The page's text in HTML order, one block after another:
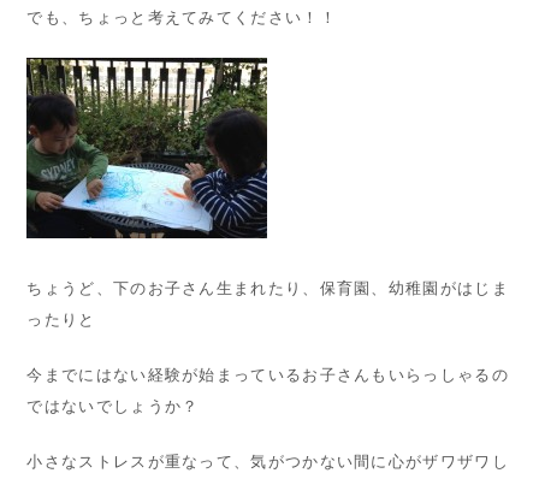
でも、ちょっと考えてみてください！！
ちょうど、下のお子さん生まれたり、保育園、幼稚園がはじま
ったりと
今までにはない経験が始まっているお子さんもいらっしゃるの
ではないでしょうか？
小さなストレスが重なって、気がつかない間に心がザワザワし